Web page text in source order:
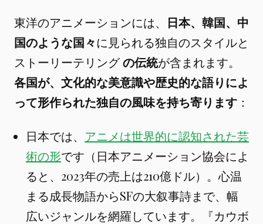
東洋のアニメーションには、
日本、韓国、中
国のような国々に見られる独自のスタイルと
ストーリーテリングの伝統が含まれます。
各国が、文化的な美意識や歴史的な語りによ
って形作られた独自の風味を持ち寄ります ：
日本では、 アニメは世界的に認知された芸
術の形です（日本アニメーション協会によ
ると、2023年の売上は210億ドル）。心温
まる成長物語からSFの大叙事詩まで、幅
広いジャンルを網羅しています。『カウボ